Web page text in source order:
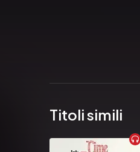
Titoli simili